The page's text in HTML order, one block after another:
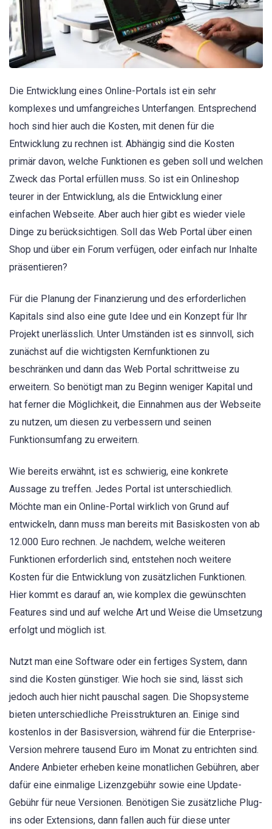
Die Entwicklung eines Online-Portals ist ein sehr
komplexes und umfangreiches Unterfangen. Entsprechend
hoch sind hier auch die Kosten, mit denen für die
Entwicklung zu rechnen ist. Abhängig sind die Kosten
primär davon, welche Funktionen es geben soll und welchen
Zweck das Portal erfüllen muss. So ist ein Onlineshop
teurer in der Entwicklung, als die Entwicklung einer
einfachen Webseite. Aber auch hier gibt es wieder viele
Dinge zu berücksichtigen. Soll das Web Portal über einen
Shop und über ein Forum verfügen, oder einfach nur Inhalte
präsentieren?
Für die Planung der Finanzierung und des erforderlichen
Kapitals sind also eine gute Idee und ein Konzept für Ihr
Projekt unerlässlich. Unter Umständen ist es sinnvoll, sich
zunächst auf die wichtigsten Kernfunktionen zu
beschränken und dann das Web Portal schrittweise zu
erweitern. So benötigt man zu Beginn weniger Kapital und
hat ferner die Möglichkeit, die Einnahmen aus der Webseite
zu nutzen, um diesen zu verbessern und seinen
Funktionsumfang zu erweitern.
Wie bereits erwähnt, ist es schwierig, eine konkrete
Aussage zu treffen. Jedes Portal ist unterschiedlich.
Möchte man ein Online-Portal wirklich von Grund auf
entwickeln, dann muss man bereits mit Basiskosten von ab
12.000 Euro rechnen. Je nachdem, welche weiteren
Funktionen erforderlich sind, entstehen noch weitere
Kosten für die Entwicklung von zusätzlichen Funktionen.
Hier kommt es darauf an, wie komplex die gewünschten
Features sind und auf welche Art und Weise die Umsetzung
erfolgt und möglich ist.
Nutzt man eine Software oder ein fertiges System, dann
sind die Kosten günstiger. Wie hoch sie sind, lässt sich
jedoch auch hier nicht pauschal sagen. Die Shopsysteme
bieten unterschiedliche Preisstrukturen an. Einige sind
kostenlos in der Basisversion, während für die Enterprise-
Version mehrere tausend Euro im Monat zu entrichten sind.
Andere Anbieter erheben keine monatlichen Gebühren, aber
dafür eine einmalige Lizenzgebühr sowie eine Update-
Gebühr für neue Versionen. Benötigen Sie zusätzliche Plug-
ins oder Extensions, dann fallen auch für diese unter